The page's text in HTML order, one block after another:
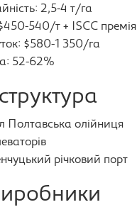
2,5-4 т/га
540/т + ISCC премія
$580-1 350/га
52-62%
Полтавська олійниця
річковий порт